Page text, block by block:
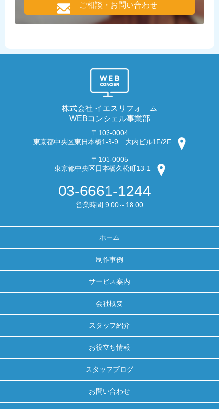
ご相談・お問い合わせ
株式会社 イエスリフォーム
WEBコンシェル事業部
〒103-0004
東京都中央区東日本橋1-3-9 大内ビル1F/2F
〒103-0005
東京都中央区日本橋久松町13-1
03-6661-1244
営業時間 9:00～18:00
ホーム
制作事例
サービス案内
会社概要
スタッフ紹介
お役立ち情報
スタッフブログ
お問い合わせ